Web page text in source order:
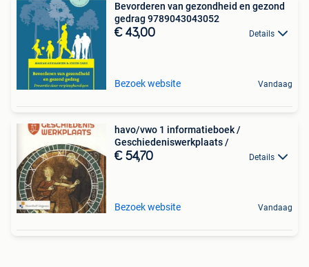
Bevorderen van gezondheid en gezond
gedrag 9789043043052
€ 43,00 Details
Bezoek website Vandaag
havo/vwo 1 informatieboek /
Geschiedeniswerkplaats /
€ 54,70 Details
Bezoek website Vandaag